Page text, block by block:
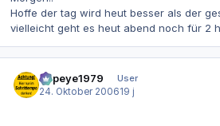
Hoffe der tag wird heut besser als der
vielleicht geht es heut abend noch für 2
Popeye1979
User
24. Oktober 200619 j